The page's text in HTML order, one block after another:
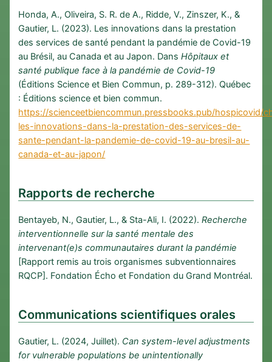
Honda, A., Oliveira, S. R. de A., Ridde, V., Zinszer, K., &
Gautier, L. (2023). Les innovations dans la prestation
des services de santé pendant la pandémie de Covid-19
au Brésil, au Canada et au Japon. DansHôpitaux et
santé publique face à la pandémie de Covid-19
(Éditions Science et Bien Commun, p. 289-312). Québec
: Éditions science et bien commun.
https://scienceetbiencommun.pressbooks.pub/hospicovid/
les-innovations-dans-la-prestation-des-services-de-
sante-pendant-la-pandemie-de-covid-19-au-bresil-au-
canada-et-au-japon/
Rapports de recherche
Bentayeb, N., Gautier, L., & Sta-Ali, I. (2022).Recherche
interventionnelle sur la santé mentale des
intervenant(e)s communautaires durant la pandémie
[Rapport remis au trois organismes subventionnaires
RQCP]. Fondation Écho et Fondation du Grand Montréal.
Communications scientifiques orales
Gautier, L. (2024, Juillet). Can system-level adjustments
for vulnerable populations be unintentionally